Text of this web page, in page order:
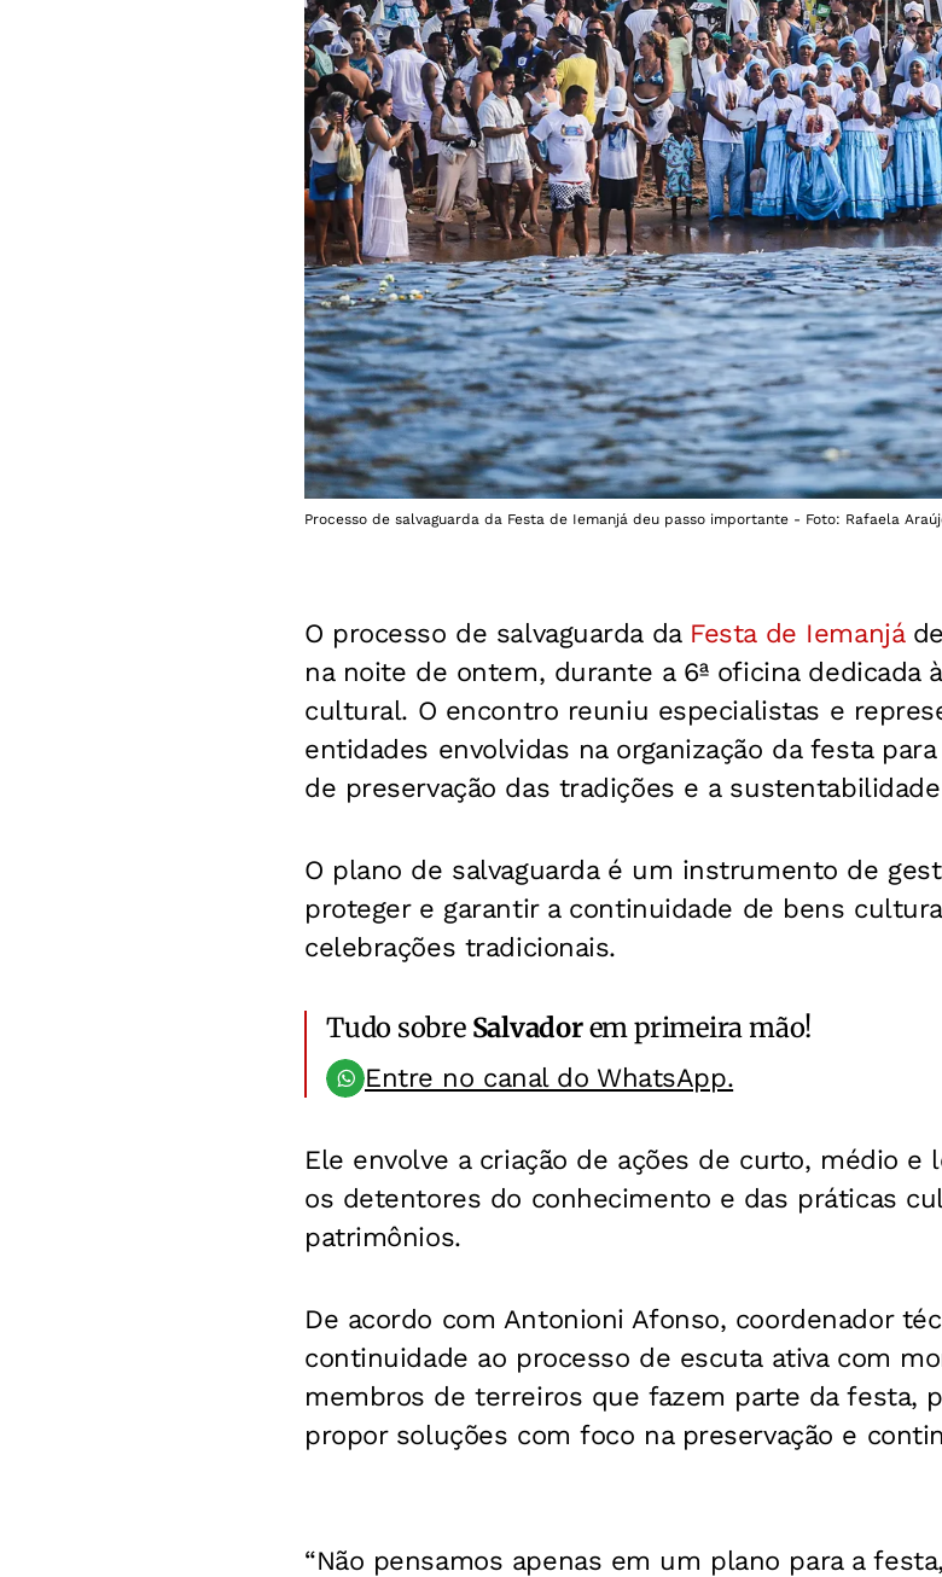
Processo de salvaguarda da Festa de Iemanjá deu passo importante - Foto: Rafaela
O processo de salvaguarda da Festa de Iemanjá
na noite de ontem, durante a 6ª oficina dedicada
cultural. O encontro reuniu especialistas e
entidades envolvidas na organização da festa
de preservação das tradições e a
O plano de salvaguarda é um instrumento de
proteger e garantir a continuidade de bens
celebrações tradicionais.
Tudo sobre Salvadorem primeira mão!
Entre no canal do WhatsApp.
Ele envolve a criação de ações de curto, médio
os detentores do conhecimento e das práticas
patrimônios.
De acordo com Antonioni Afonso, coordenador
continuidade ao processo de escuta ativa com
membros de terreiros que fazem parte da festa,
propor soluções com foco na preservação e
“Não pensamos apenas em um plano para a